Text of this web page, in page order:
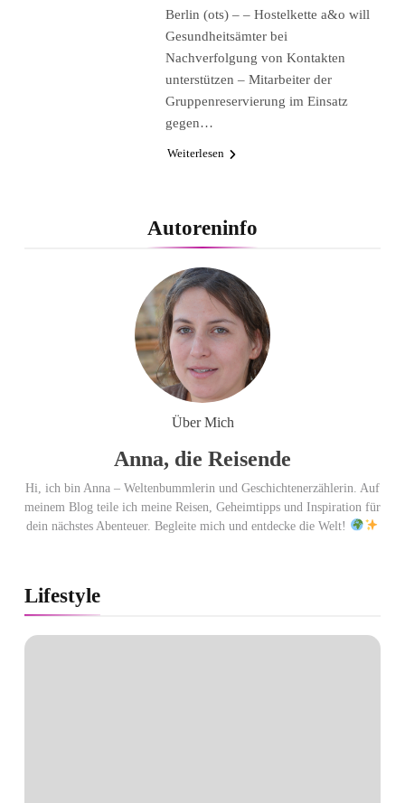
Berlin (ots) – – Hostelkette a&o will
Gesundheitsämter bei
Nachverfolgung von Kontakten
unterstützen – Mitarbeiter der
Gruppenreservierung im Einsatz
gegen…
Weiterlesen
Autoreninfo
Über Mich
Anna, die Reisende
Hi, ich bin Anna – Weltenbummlerin und Geschichtenerzählerin. Auf
meinem Blog teile ich meine Reisen, Geheimtipps und Inspiration für
dein nächstes Abenteuer. Begleite mich und entdecke die Welt!
Lifestyle